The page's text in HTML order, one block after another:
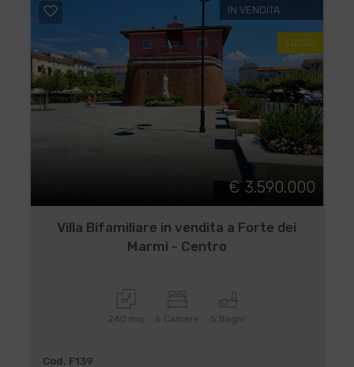
IN VENDITA
LUSSO
€ 3.590.000
Villa Bifamiliare in vendita a Forte dei
Marmi - Centro
240 mq 5 Camere 5 Bagni
Cod. F139